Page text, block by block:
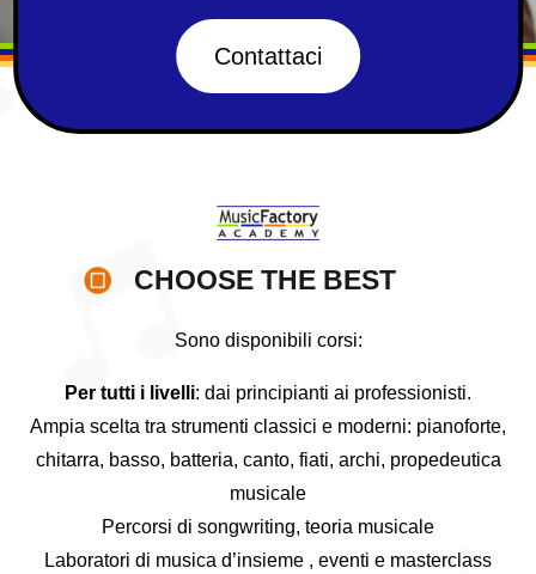
Contattaci
CHOOSE THE BEST
Sono disponibili corsi:
Per tutti i livelli: dai principianti ai professionisti.
Ampia scelta tra strumenti classici e moderni: pianoforte,
chitarra, basso, batteria, canto, fiati, archi, propedeutica
musicale
Percorsi di songwriting, teoria musicale
Laboratori di musica d’insieme , eventi e masterclass